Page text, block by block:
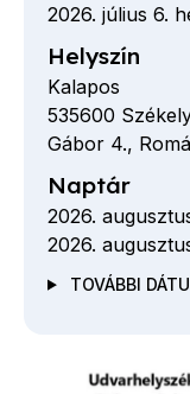
2026. július 6.
Helyszín
Kalapos
535600
Gábor 4.,
Naptár
2026.
2026.
TOVÁBBI